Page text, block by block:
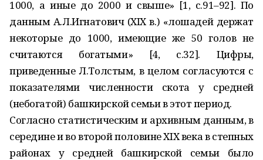
1000, а иные до 2000 и свыше» [1, с.91–92]. По
данным А.Л.Игнатович (XIX в.) «лошадей держат
некоторые до 1000, имеющие же 50 голов не
считаются богатыми» [4, с.32]. Цифры,
приведенные Л.Толстым, в целом согласуются с
показателями численности скота у средней
(небогатой) башкирской семьи в этот период.
Согласно статистическим и архивным данным, в
середине и во второй половине XIX века в степных
районах у средней башкирской семьи было